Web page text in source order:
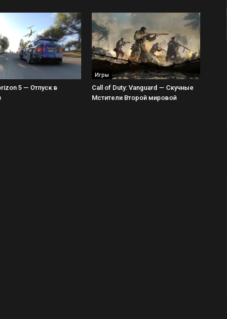
5 — Отпуск в
Игры
Call of Duty: Vanguard — Скучные
Мстители Второй мировой